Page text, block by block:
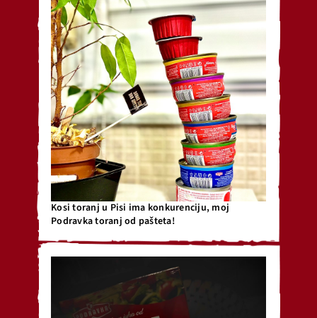
Kosi toranj u Pisi ima konkurenciju, moj
Podravka toranj od pašteta!